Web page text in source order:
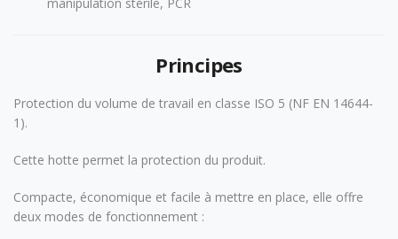
Principes
Protection du volume de travail en classe ISO 5 (NF EN 14644-
1).
Cette hotte permet la protection du produit.
Compacte, économique et facile à mettre en place, elle offre
deux modes de fonctionnement :